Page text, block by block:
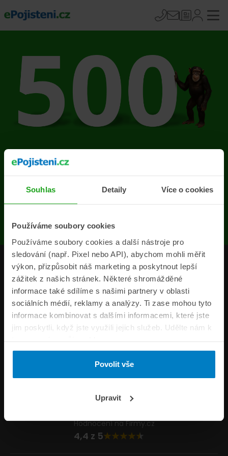
Souhlas Detaily Více o cookies
Používáme soubory cookies
Používáme soubory cookies a další nástroje pro
sledování (např. Pixel nebo API), abychom mohli měřit
výkon, přizpůsobit náš marketing a poskytnout lepší
zážitek z našich stránek. Některé shromážděné
informace také sdílíme s našimi partnery v oblasti
sociálních médií, reklamy a analýzy. Ti zase mohou tyto
informace kombinovat s dalšími informacemi, které jste
jim poskytli, když jste využili jejich služeb. Udělte nám k
tomu prosím svůj souhlas.
Povolit vše
Upravit
Na stránce se vyskytla
chyba
Produkty
Pojišťovny
Informace
ePojisteni.cz
Formuláře
Napište nám
Hodnocení na Firmy.cz
4,4 z 5